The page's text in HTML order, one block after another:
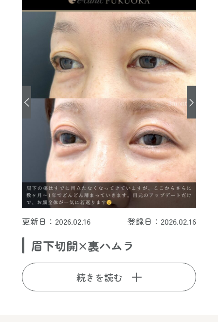
更新日：2026.02.16 登録日：2026.02.16
眉下切開×裏ハムラ
続きを読む